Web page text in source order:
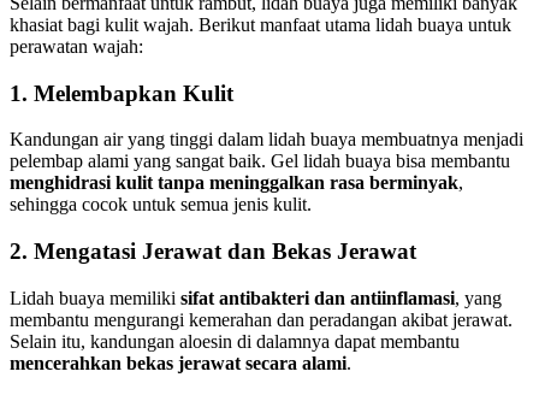
khasiat bagi kulit wajah. Berikut manfaat utama lidah buaya untuk
perawatan wajah:
1. Melembapkan Kulit
Kandungan air yang tinggi dalam lidah buaya membuatnya menjadi
pelembap alami yang sangat baik. Gel lidah buaya bisa membantu
menghidrasi kulit tanpa meninggalkan rasa berminyak,
sehingga cocok untuk semua jenis kulit.
2. Mengatasi Jerawat dan Bekas Jerawat
Lidah buaya memiliki sifat antibakteri dan antiinflamasi, yang
membantu mengurangi kemerahan dan peradangan akibat jerawat.
Selain itu, kandungan aloesin di dalamnya dapat membantu
mencerahkan bekas jerawat secara alami.